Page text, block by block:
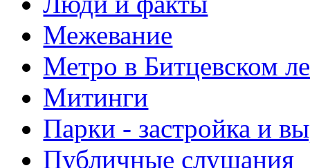
Межевание
Метро в Битцевском
Митинги
Парки - застройка и
Публичные слушания